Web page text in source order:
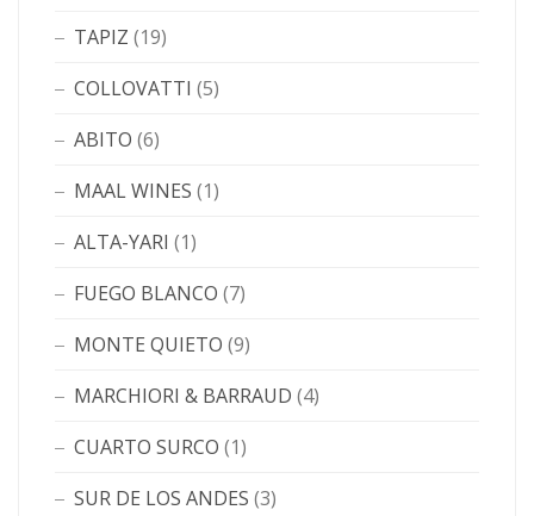
TAPIZ (19)
COLLOVATTI (5)
ABITO (6)
MAAL WINES (1)
ALTA-YARI (1)
FUEGO BLANCO (7)
MONTE QUIETO (9)
MARCHIORI & BARRAUD (4)
CUARTO SURCO (1)
SUR DE LOS ANDES (3)